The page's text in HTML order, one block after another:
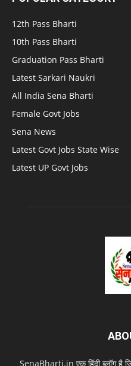
12th Pass Bharti
10th Pass Bharti
Graduation Pass Bharti
Latest Sarkari Naukri
All India Sena Bharti
Female Govt Jobs
Sena News
Latest Govt Jobs State Wise
Latest UP Govt Jobs
SenaBharti.in एक हिंदी ब्लॉग